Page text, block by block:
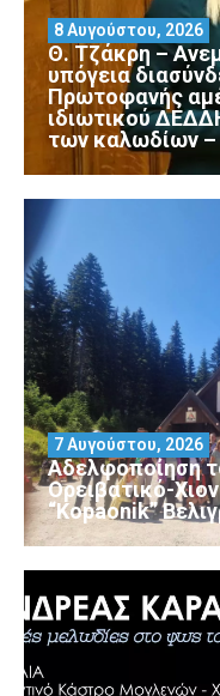
Θ. Τζάκρη –
υπόγεια
Πρωτοφανής
ιδιωτικού
των καλωδίων –
8 Αυγούστου, 2026
Αδελφοποίηση
Ορειβατικό-
“Kopaonik”
7 Αυγούστου, 2026